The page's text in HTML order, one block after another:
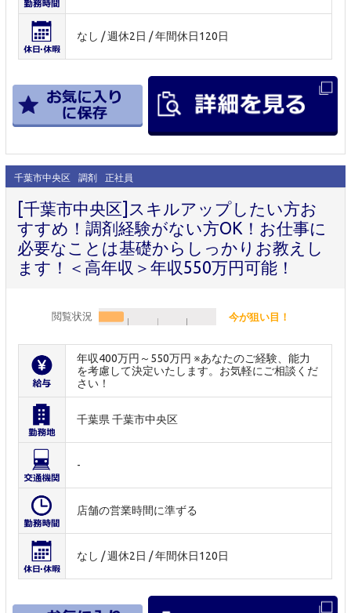
なし / 週休2日 / 年間休日120日
千葉市中央区 調剤 正社員
[千葉市中央区]スキルアップしたい方お
すすめ！調剤経験がない方OK！お仕事に
必要なことは基礎からしっかりお教えし
ます！＜高年収＞年収550万円可能！
閲覧状況 今が狙い目！
年収400万円～550万円 ※あなたのご経験、能力
を考慮して決定いたします。お気軽にご相談くだ
さい！
千葉県 千葉市中央区
-
店舗の営業時間に準ずる
なし / 週休2日 / 年間休日120日